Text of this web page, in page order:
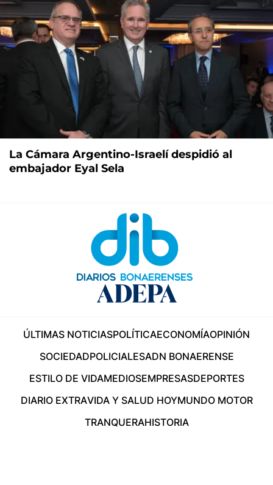
La Cámara Argentino-Israelí despidió al
embajador Eyal Sela
ÚLTIMAS NOTICIASPOLÍTICAECONOMÍAOPINIÓN
SOCIEDADPOLICIALESADN BONAERENSE
ESTILO DE VIDAMEDIOSEMPRESASDEPORTES
DIARIO EXTRAVIDA Y SALUD HOYMUNDO MOTOR
TRANQUERAHISTORIA